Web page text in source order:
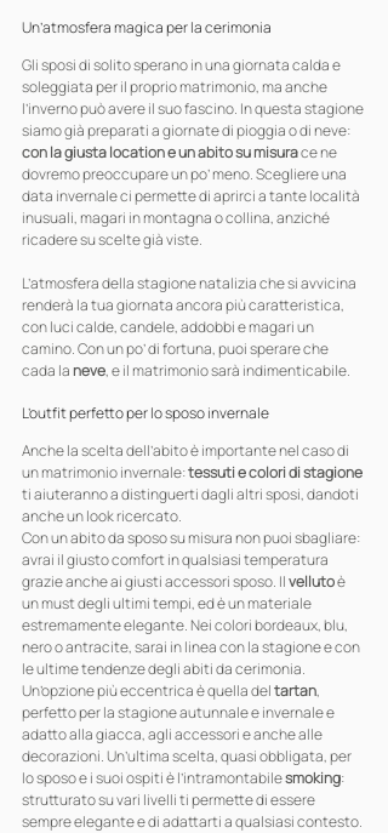
Un’atmosfera magica per la cerimonia
Gli sposi di solito sperano in una giornata calda e
soleggiata per il proprio matrimonio, ma anche
l’inverno può avere il suo fascino. In questa stagione
siamo già preparati a giornate di pioggia o di neve:
con la giusta location e un abito su misura ce ne
dovremo preoccupare un po’ meno. Scegliere una
data invernale ci permette di aprirci a tante località
inusuali, magari in montagna o collina, anziché
ricadere su scelte già viste.
L’atmosfera della stagione natalizia che si avvicina
renderà la tua giornata ancora più caratteristica,
con luci calde, candele, addobbi e magari un
camino. Con un po’ di fortuna, puoi sperare che
cada la neve, e il matrimonio sarà indimenticabile.
L’outfit perfetto per lo sposo invernale
Anche la scelta dell’abito è importante nel caso di
un matrimonio invernale: tessuti e colori di stagione
ti aiuteranno a distinguerti dagli altri sposi, dandoti
anche un look ricercato.
Con un abito da sposo su misura non puoi sbagliare:
avrai il giusto comfort in qualsiasi temperatura
grazie anche ai giusti accessori sposo. Il velluto è
un must degli ultimi tempi, ed è un materiale
estremamente elegante. Nei colori bordeaux, blu,
nero o antracite, sarai in linea con la stagione e con
le ultime tendenze degli abiti da cerimonia.
Un’opzione più eccentrica è quella del tartan,
perfetto per la stagione autunnale e invernale e
adatto alla giacca, agli accessori e anche alle
decorazioni. Un’ultima scelta, quasi obbligata, per
lo sposo e i suoi ospiti è l’intramontabile smoking:
strutturato su vari livelli ti permette di essere
sempre elegante e di adattarti a qualsiasi contesto.